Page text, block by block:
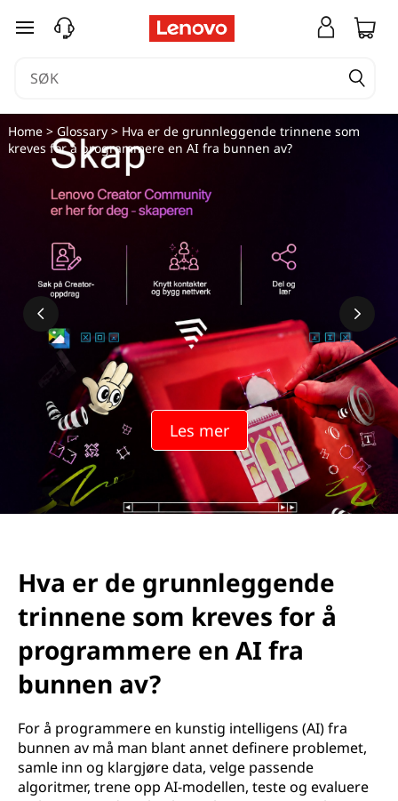
gå til hovedinnhold
Les mer
Home> Glossary> Hva er de grunnleggende trinnene som
kreves for å programmere en AI fra bunnen av?
Hva er de grunnleggende
trinnene som kreves for å
programmere en AI fra
bunnen av?
For å programmere en kunstig intelligens (AI) fra
bunnen av må man blant annet definere problemet,
samle inn og klargjøre data, velge passende
algoritmer, trene opp AI-modellen, teste og evaluere